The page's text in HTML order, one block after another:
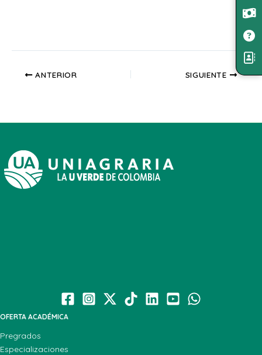
ANTERIOR SIGUIENTE
OFERTA ACADÉMICA
Pregrados
Especializaciones